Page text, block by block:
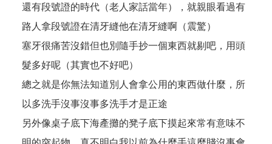
還有段號證的時代（老人家話當年），就親眼看過有
路人拿段號證在清牙縫他在清牙縫啊（震驚）
塞牙很痛苦沒錯但也別隨手抄一個東西就剔吧，用頭
髮多好呢（其實也不好吧）
總之就是你無法知道別人會拿公用的東西做什麼，所
以多洗手沒事沒事多洗手才是正途
另外像桌子底下海產攤的凳子底下摸起來常有意味不